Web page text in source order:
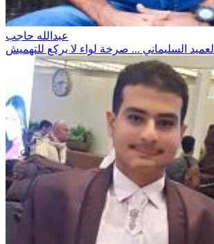
عبدالله حاجب
العميد السليماني ... صرخة لواء لا يركع للتهميش